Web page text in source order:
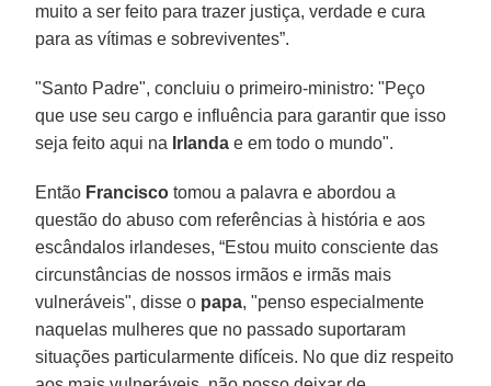
muito a ser feito para trazer justiça, verdade e cura
para as vítimas e sobreviventes”.
"Santo Padre", concluiu o primeiro-ministro: "Peço
que use seu cargo e influência para garantir que isso
seja feito aqui na Irlanda e em todo o mundo".
Então Francisco tomou a palavra e abordou a
questão do abuso com referências à história e aos
escândalos irlandeses, “Estou muito consciente das
circunstâncias de nossos irmãos e irmãs mais
vulneráveis", disse o papa, "penso especialmente
naquelas mulheres que no passado suportaram
situações particularmente difíceis. No que diz respeito